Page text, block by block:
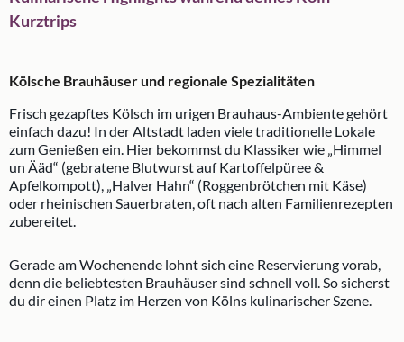
Kurztrips
Kölsche Brauhäuser und regionale Spezialitäten
Frisch gezapftes Kölsch im urigen Brauhaus-Ambiente gehört
einfach dazu! In der Altstadt laden viele traditionelle Lokale
zum Genießen ein. Hier bekommst du Klassiker wie „Himmel
un Ääd“ (gebratene Blutwurst auf Kartoffelpüree &
Apfelkompott), „Halver Hahn“ (Roggenbrötchen mit Käse)
oder rheinischen Sauerbraten, oft nach alten Familienrezepten
zubereitet.
Gerade am Wochenende lohnt sich eine Reservierung vorab,
denn die beliebtesten Brauhäuser sind schnell voll. So sicherst
du dir einen Platz im Herzen von Kölns kulinarischer Szene.